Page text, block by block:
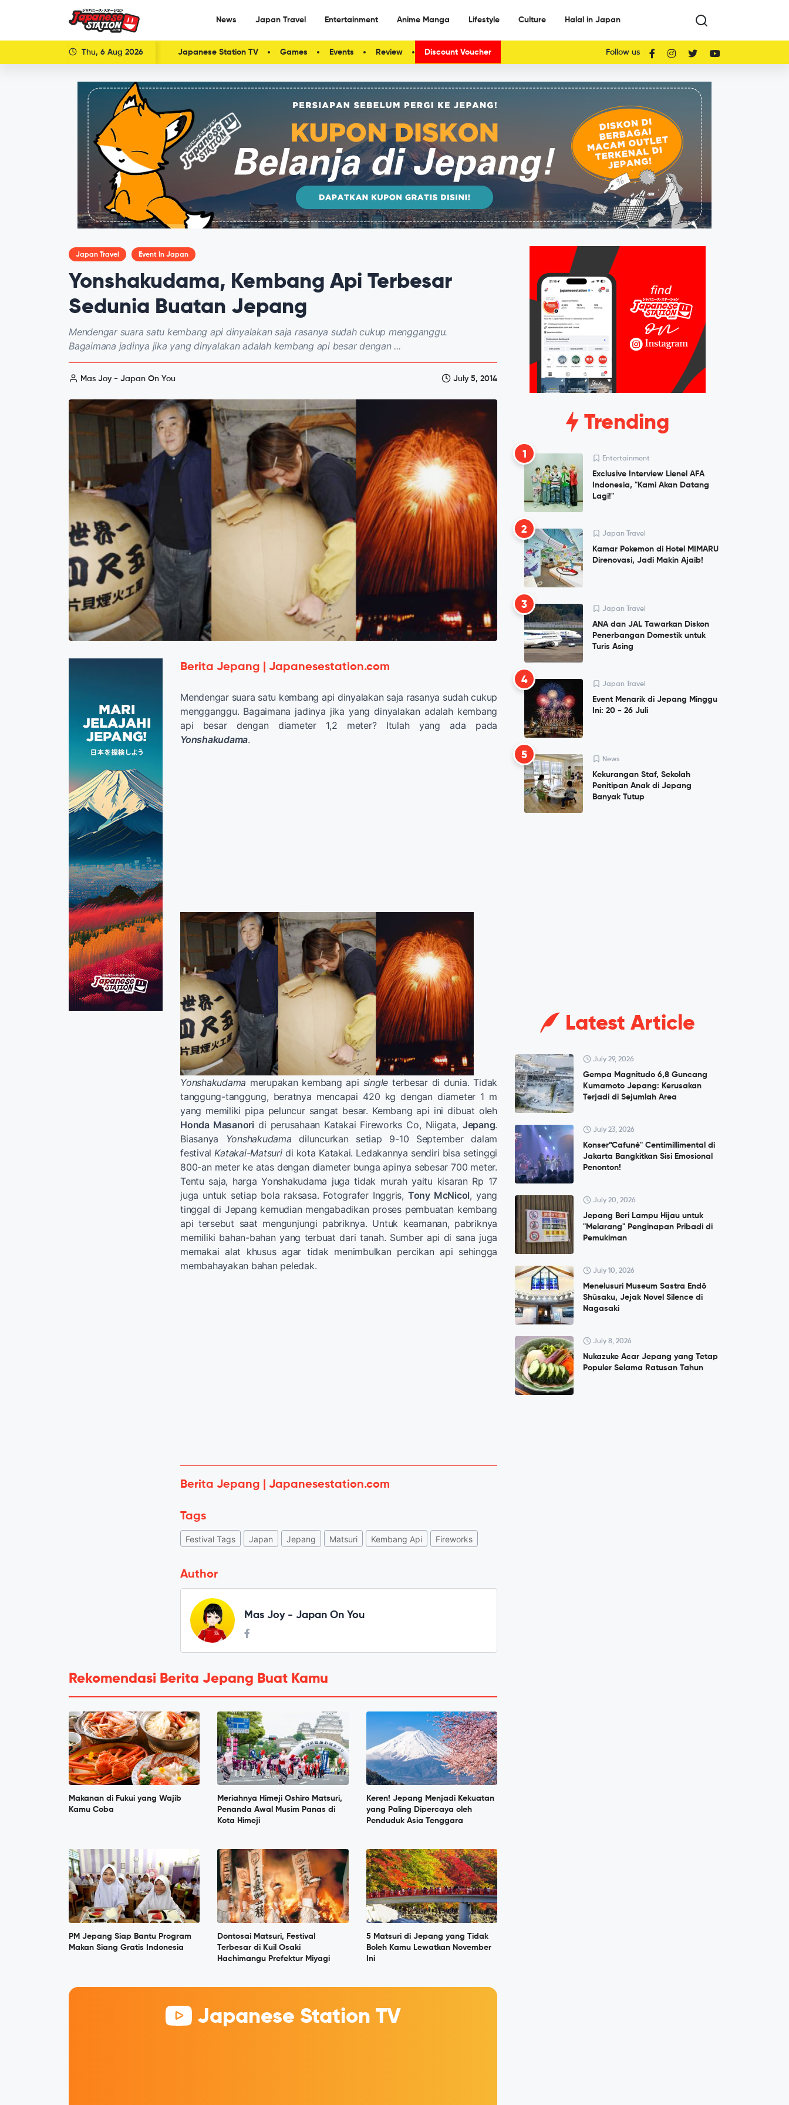
News Japan Travel Entertainment Anime Manga Lifestyle Culture Halal in Japan
Thu, 6 Aug 2026 Japanese Station TV Games Events Review Discount Voucher Follow us
Japan Travel Event In Japan
Yonshakudama, Kembang Api Terbesar
Sedunia Buatan Jepang
Mendengar suara satu kembang api dinyalakan saja rasanya sudah cukup mengganggu.
Bagaimana jadinya jika yang dinyalakan adalah kembang api besar dengan ...
Mas Joy - Japan On You July 5, 2014
Berita Jepang | Japanesestation.com
Mendengar suara satu kembang api dinyalakan saja rasanya sudah cukup
mengganggu. Bagaimana jadinya jika yang dinyalakan adalah kembang
api besar dengan diameter 1,2 meter? Itulah yang ada pada
Yonshakudama.
Yonshakudama merupakan kembang api single terbesar di dunia. Tidak
tanggung-tanggung, beratnya mencapai 420 kg dengan diameter 1 m
yang memiliki pipa peluncur sangat besar. Kembang api ini dibuat oleh
Honda Masanori di perusahaan Katakai Fireworks Co, Niigata, Jepang.
Biasanya Yonshakudama diluncurkan setiap 9-10 September dalam
festival Katakai-Matsuridi kota Katakai. Ledakannya sendiri bisa setinggi
800-an meter ke atas dengan diameter bunga apinya sebesar 700 meter.
Tentu saja, harga Yonshakudama juga tidak murah yaitu kisaran Rp 17
juga untuk setiap bola raksasa. Fotografer Inggris, Tony McNicol, yang
tinggal di Jepang kemudian mengabadikan proses pembuatan kembang
api tersebut saat mengunjungi pabriknya. Untuk keamanan, pabriknya
memiliki bahan-bahan yang terbuat dari tanah. Sumber api di sana juga
memakai alat khusus agar tidak menimbulkan percikan api sehingga
membahayakan bahan peledak.
Berita Jepang | Japanesestation.com
Tags
Festival Tags Japan Jepang Matsuri Kembang Api Fireworks
Author
Mas Joy - Japan On You
Rekomendasi Berita Jepang Buat Kamu
Makanan di Fukui yang Wajib
Kamu Coba
Meriahnya Himeji Oshiro Matsuri,
Penanda Awal Musim Panas di
Kota Himeji
Keren! Jepang Menjadi Kekuatan
yang Paling Dipercaya oleh
Penduduk Asia Tenggara
PM Jepang Siap Bantu Program
Makan Siang Gratis Indonesia
Dontosai Matsuri, Festival
Terbesar di Kuil Osaki
Hachimangu Prefektur Miyagi
5 Matsuri di Jepang yang Tidak
Boleh Kamu Lewatkan November
Ini
Japanese Station TV
Trending
1 Entertainment
Exclusive Interview Lienel AFA
Indonesia, "Kami Akan Datang
Lagi!"
2 Japan Travel
Kamar Pokemon di Hotel MIMARU
Direnovasi, Jadi Makin Ajaib!
3 Japan Travel
ANA dan JAL Tawarkan Diskon
Penerbangan Domestik untuk
Turis Asing
4 Japan Travel
Event Menarik di Jepang Minggu
Ini: 20 - 26 Juli
5 News
Kekurangan Staf, Sekolah
Penitipan Anak di Jepang
Banyak Tutup
Latest Article
July 29, 2026
Gempa Magnitudo 6,8 Guncang
Kumamoto Jepang: Kerusakan
Terjadi di Sejumlah Area
July 23, 2026
Konser”Cafuné" Centimillimental di
Jakarta Bangkitkan Sisi Emosional
Penonton!
July 20, 2026
Jepang Beri Lampu Hijau untuk
"Melarang" Penginapan Pribadi di
Pemukiman
July 10, 2026
Menelusuri Museum Sastra Endō
Shūsaku, Jejak Novel Silence di
Nagasaki
July 8, 2026
Nukazuke Acar Jepang yang Tetap
Populer Selama Ratusan Tahun